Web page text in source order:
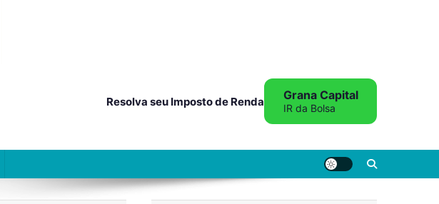
Resolva seu Imposto de Renda Grana Capital
IR da Bolsa